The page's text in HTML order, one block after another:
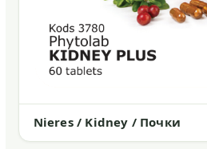
Nieres / Kidney / Почки